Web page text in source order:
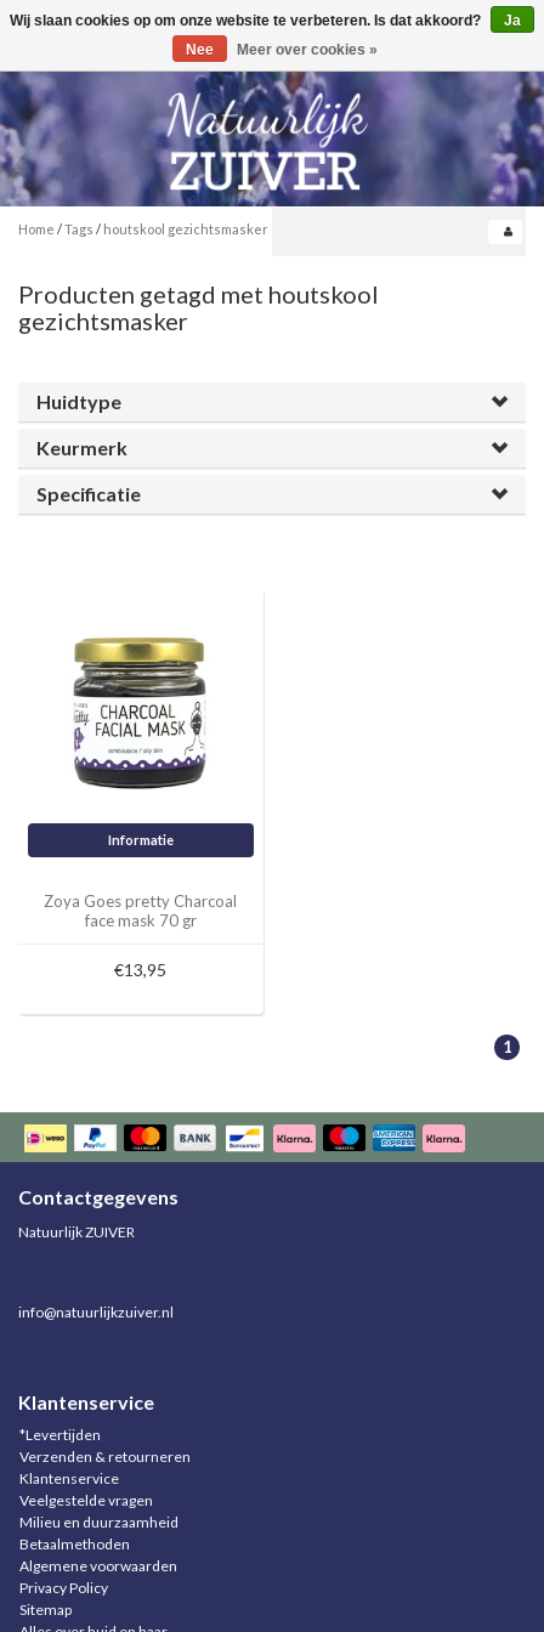
Toggle
0
Home /Tags / houtskool gezichtsmasker
Producten getagd met houtskool
gezichtsmasker
Huidtype
Keurmerk
Specificatie
Informatie
Zoya Goes pretty Charcoal
face mask 70 gr
€13,95
1
Contactgegevens
Natuurlijk ZUIVER
info@natuurlijkzuiver.nl
Klantenservice
*Levertijden
Verzenden & retourneren
Klantenservice
Veelgestelde vragen
Milieu en duurzaamheid
Betaalmethoden
Algemene voorwaarden
Privacy Policy
Sitemap
Wij slaan cookies op om onze website te verbeteren. Is dat akkoord?
Ja
Nee
Meer over cookies »